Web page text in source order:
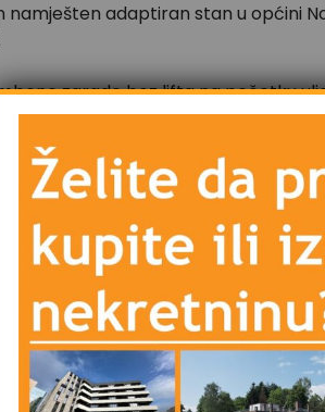
namješten adaptiran stan u općini
zgrade bez lifta na početku
U neposrednoj blizini zgrade
i autobuska stanica, kao i
je dvosoban, dvostrane